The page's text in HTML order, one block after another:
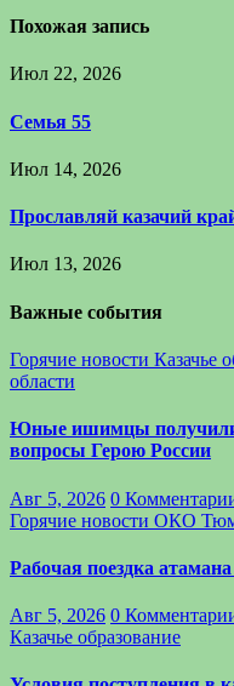
Похожая запись
Июл 22, 2026
Семья 55
Июл 14, 2026
Прославляй казачий
Июл 13, 2026
Важные события
Горячие новости Казачье
области
Юные ишимцы получили
вопросы Герою России
Авг 5, 2026 0
Горячие новости ОКО
Рабочая поездка
Авг 5, 2026 0
Казачье образование